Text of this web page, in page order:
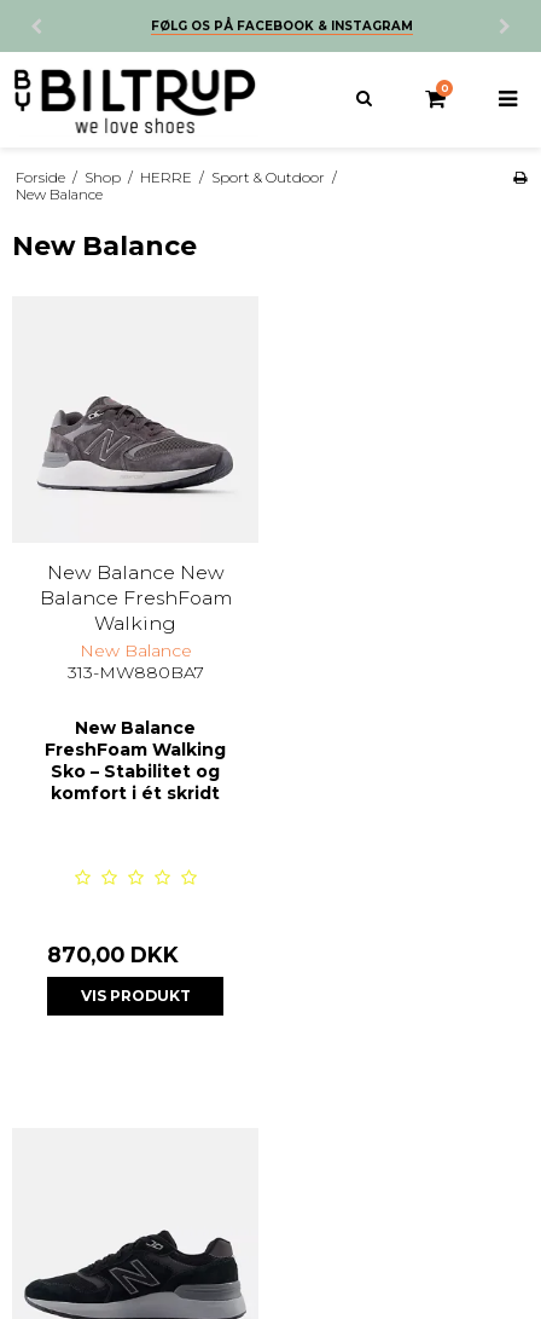
FØLG OS PÅ FACEBOOK & INSTAGRAM
0
Forside / Shop / HERRE / Sport & Outdoor /
New Balance
New Balance
New Balance New
Balance FreshFoam
Walking
New Balance
313-MW880BA7
New Balance
FreshFoam Walking
Sko – Stabilitet og
komfort i ét skridt
870,00 DKK
VIS PRODUKT